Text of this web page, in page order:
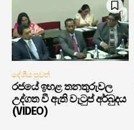
දේශීය පුවත්
රජයේ ඉහළ තනතුරුවල
උද්ගත වී ඇති වැටුප් අර්බුදය
(VIDEO)